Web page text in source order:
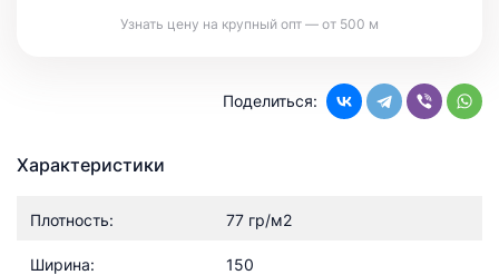
Узнать цену на крупный опт — от 500 м
Поделиться:
Характеристики
Плотность: 77 гр/м2
Ширина: 150